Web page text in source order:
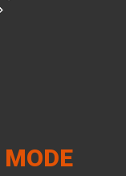
MODE